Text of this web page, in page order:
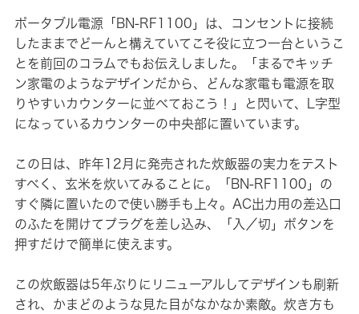
ポータブル電源「BN-RF1100」は、コンセントに接続
したままでどーんと構えていてこそ役に立つ一台というこ
とを前回のコラムでもお伝えしました。「まるでキッチ
ン家電のようなデザインだから、どんな家電も電源を取
りやすいカウンターに並べておこう！」と閃いて、L字型
になっているカウンターの中央部に置いています。
この日は、昨年12月に発売された炊飯器の実力をテスト
すべく、玄米を炊いてみることに。「BN-RF1100」の
すぐ隣に置いたので使い勝手も上々。AC出力用の差込口
のふたを開けてプラグを差し込み、「入／切」ボタンを
押すだけで簡単に使えます。
この炊飯器は5年ぶりにリニューアルしてデザインも刷新
され、かまどのような見た目がなかなか素敵。炊き方も